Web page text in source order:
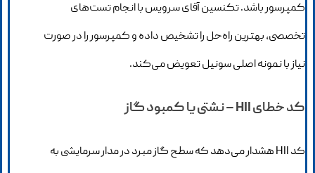
کمپرسور باشد. تکنسین آقای سرویس با انجام تست‌های
تخصصی، بهترین راه‌حل را تشخیص داده و کمپرسور را در صورت
نیاز با نمونه اصلی سونیل تعویض می‌کند.
کد خطای HII – نشتی یا کمبود گاز
کد HII هشدار می‌دهد که سطح گاز مبرد در مدار سرمایشی به